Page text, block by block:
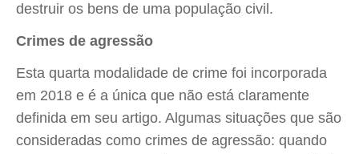
destruir os bens de uma população civil.
Crimes de agressão
Esta quarta modalidade de crime foi incorporada
em 2018 e é a única que não está claramente
definida em seu artigo. Algumas situações que são
consideradas como crimes de agressão: quando